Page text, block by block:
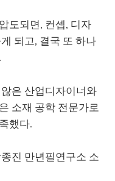
도되면, 컨셉, 디자
되고, 결국 또 하나
은 산업디자이너와
소재 공학 전문가로
했다.
진 만년필연구소 소